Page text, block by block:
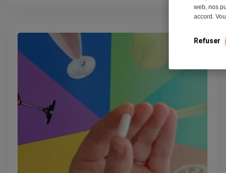
web, nos
accord.
Refuser